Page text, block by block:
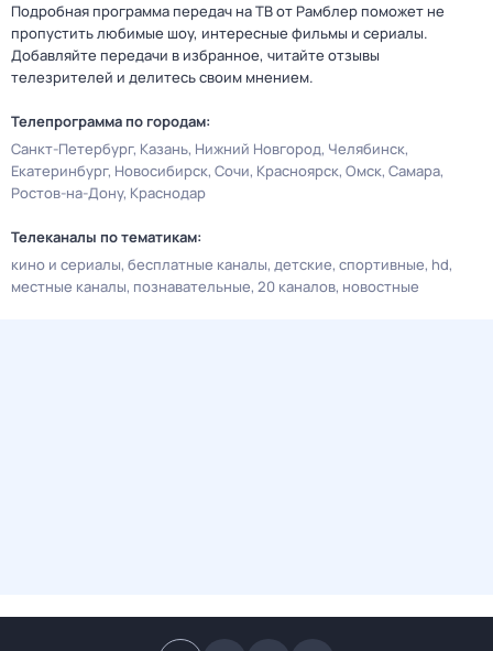
Подробная программа передач на ТВ от Рамблер поможет не
пропустить любимые шоу, интересные фильмы и сериалы.
Добавляйте передачи в избранное, читайте отзывы
телезрителей и делитесь своим мнением.
Телепрограмма по городам:
Санкт-Петербург Казань Нижний Новгород Челябинск
Екатеринбург Новосибирск Сочи Красноярск Омск Самара
Ростов-на-Дону Краснодар
Телеканалы по тематикам:
кино и сериалы бесплатные каналы детские спортивные hd
местные каналы познавательные 20 каналов новостные